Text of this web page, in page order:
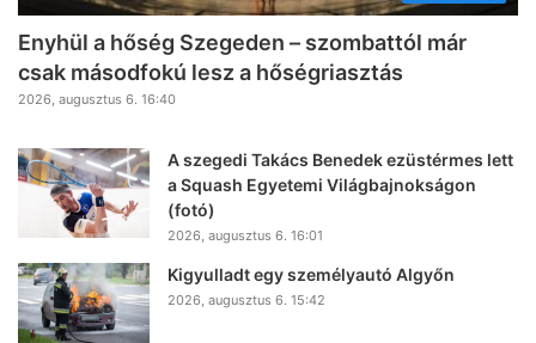
Enyhül a hőség Szegeden – szombattól már
csak másodfokú lesz a hőségriasztás
2026, augusztus 6. 16:40
A szegedi Takács Benedek ezüstérmes lett
a Squash Egyetemi Világbajnokságon
(fotó)
2026, augusztus 6. 16:01
Kigyulladt egy személyautó Algyőn
2026, augusztus 6. 15:42